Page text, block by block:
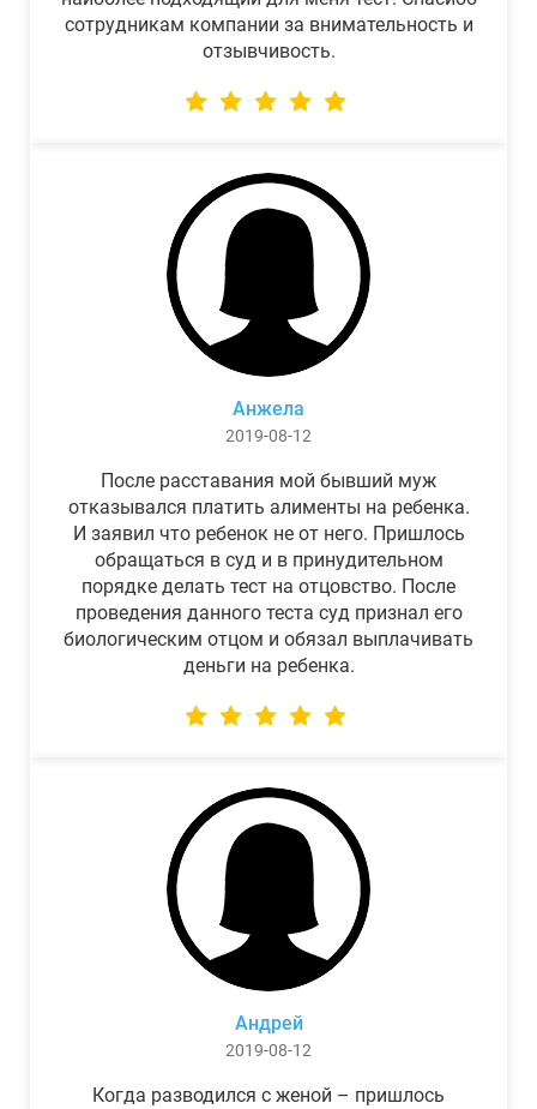
сотрудникам компании за внимательность и
отзывчивость.
Анжела
2019-08-12
После расставания мой бывший муж
отказывался платить алименты на ребенка.
И заявил что ребенок не от него. Пришлось
обращаться в суд и в принудительном
порядке делать тест на отцовство. После
проведения данного теста суд признал его
биологическим отцом и обязал выплачивать
деньги на ребенка.
Андрей
2019-08-12
Когда разводился с женой – пришлось